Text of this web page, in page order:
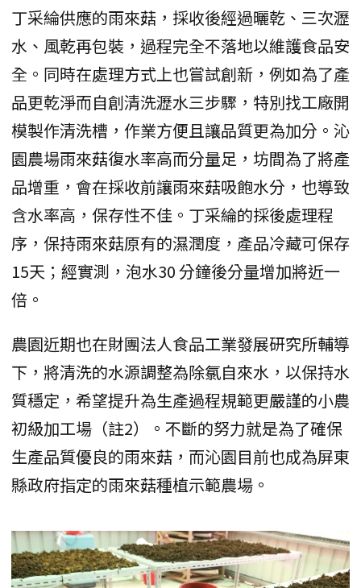
丁采綸供應的雨來菇，採收後經過曬乾、三次瀝
水、風乾再包裝，過程完全不落地以維護食品安
全。同時在處理方式上也嘗試創新，例如為了產
品更乾淨而自創清洗瀝水三步驟，特別找工廠開
模製作清洗槽，作業方便且讓品質更為加分。沁
園農場雨來菇復水率高而分量足，坊間為了將產
品增重，會在採收前讓雨來菇吸飽水分，也導致
含水率高，保存性不佳。丁采綸的採後處理程
序，保持雨來菇原有的濕潤度，產品冷藏可保存
15天；經實測，泡水30 分鐘後分量增加將近一
倍。
農園近期也在財團法人食品工業發展研究所輔導
下，將清洗的水源調整為除氯自來水，以保持水
質穩定，希望提升為生產過程規範更嚴謹的小農
初級加工場（註2）。不斷的努力就是為了確保
生產品質優良的雨來菇，而沁園目前也成為屏東
縣政府指定的雨來菇種植示範農場。